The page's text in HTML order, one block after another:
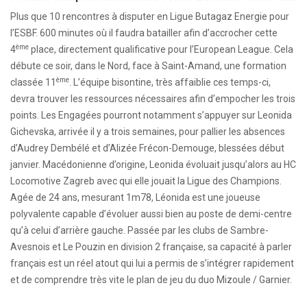
Plus que 10 rencontres à disputer en Ligue Butagaz Energie pour
l’ESBF. 600 minutes où il faudra batailler afin d’accrocher cette
4ème place, directement qualificative pour l’European League. Cela
débute ce soir, dans le Nord, face à Saint-Amand, une formation
classée 11 ème
. L’équipe bisontine, très affaiblie ces temps-ci,
devra trouver les ressources nécessaires afin d’empocher les trois
points. Les Engagées pourront notamment s’appuyer sur Leonida
Gichevska, arrivée il y a trois semaines, pour pallier les absences
d’Audrey Dembélé et d’Alizée Frécon-Demouge, blessées début
janvier. Macédonienne d’origine, Leonida évoluait jusqu’alors au HC
Locomotive Zagreb avec qui elle jouait la Ligue des Champions.
Agée de 24 ans, mesurant 1m78, Léonida est une joueuse
polyvalente capable d’évoluer aussi bien au poste de demi-centre
qu’à celui d’arrière gauche. Passée par les clubs de Sambre-
Avesnois et Le Pouzin en division 2 française, sa capacité à parler
français est un réel atout qui lui a permis de s’intégrer rapidement
et de comprendre très vite le plan de jeu du duo Mizoule / Garnier.